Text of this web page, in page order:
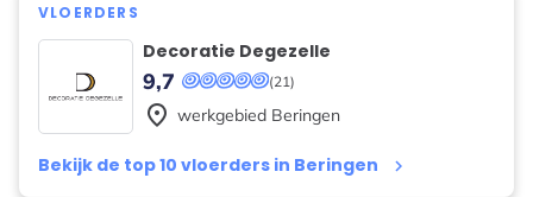
VLOERDERS
Decoratie Degezelle
(21)
9,7
Bekijk de top 10 vloerders in Beringen keyboard_arrow_right
place werkgebied Beringen